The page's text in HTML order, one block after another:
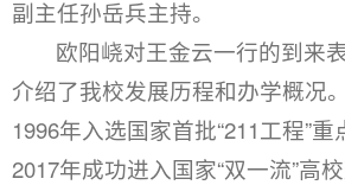
副主任孙岳兵主持。
欧阳峣对王金云一行的到来
介绍了我校发展历程和办学概况
1996年入选国家首批“211工程”
2017年成功进入国家“双一流”高